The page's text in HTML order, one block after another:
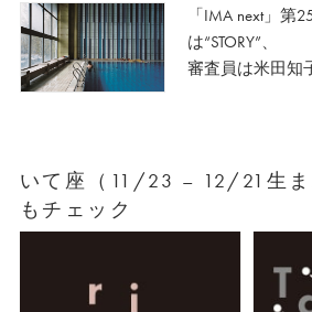
「IMA next」第
は“STORY”、
審査員は米田知
いて座（11/23 – 12/21生ま
もチェック